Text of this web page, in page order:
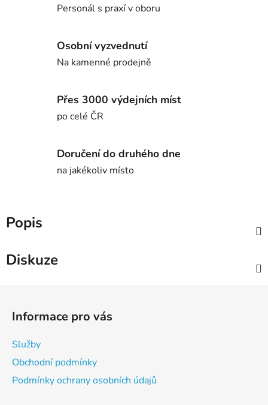
Personál s praxí v oboru
Osobní vyzvednutí
Na kamenné prodejně
Přes 3000 výdejních míst
po celé ČR
Doručení do druhého dne
na jakékoliv místo
Popis
Diskuze
Informace pro vás
Služby
Obchodní podmínky
Podmínky ochrany osobních údajů